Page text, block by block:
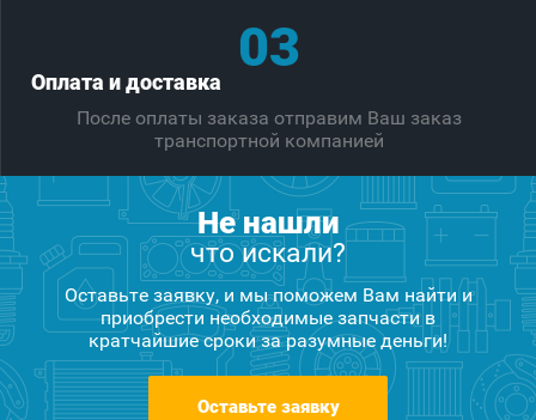
03
Оплата и доставка
После оплаты заказа отправим Ваш заказ
транспортной компанией
Не нашли
что искали?
Оставьте заявку, и мы поможем Вам найти и
приобрести необходимые запчасти в
кратчайшие сроки за разумные деньги!
Оставьте заявку